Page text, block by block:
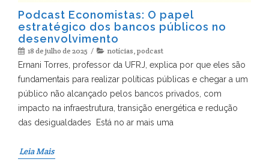
Podcast Economistas: O papel
estratégico dos bancos públicos no
desenvolvimento
18 de julho de 2025 notícias, podcast
Ernani Torres, professor da UFRJ, explica por que eles são
fundamentais para realizar políticas públicas e chegar a um
público não alcançado pelos bancos privados, com
impacto na infraestrutura, transição energética e redução
das desigualdades Está no ar mais uma
Leia Mais